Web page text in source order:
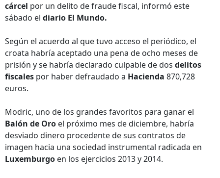
cárcel por un delito de fraude fiscal, informó este
sábado el diario El Mundo.
Según el acuerdo al que tuvo acceso el periódico, el
croata habría aceptado una pena de ocho meses de
prisión y se habría declarado culpable de dos delitos
fiscales por haber defraudado a Hacienda 870,728
euros.
Modric, uno de los grandes favoritos para ganar el
Balón de Oro el próximo mes de diciembre, habría
desviado dinero procedente de sus contratos de
imagen hacia una sociedad instrumental radicada en
Luxemburgo en los ejercicios 2013 y 2014.